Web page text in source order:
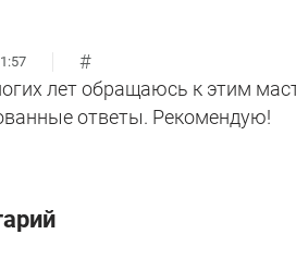
#
лет обращаюсь к этим
ответы. Рекомендую!